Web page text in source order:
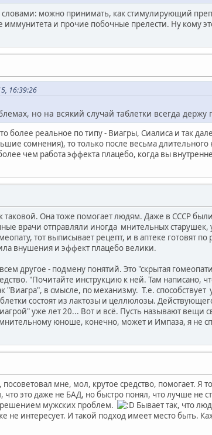
можно принимать, как стимулирующий
и прочие побочные прелести. Ну кому
16:39:26
но на всякий случай таблетки всегда
более реальное по типу - Виагры, Сиалиса и так
сомнения), то только после весьма
чем работа эффекта плацебо, когда вы
таковой. Она тоже помогает людям. Даже в СССР
врачи отправляли иногда мнительных старушек,
тот выписывает рецепт, и в аптеке
внушения и эффект плацебо велики.
другое - подмену понятий. Это "скрытая
"Почитайте инструкцию к ней. Там написано,
"Виагра", в смысле, по механизму. Т.е.
состоят из лактозы и целлюлозы.
уже лет 20... Вот и всё. Пусть называют вещи
юноше, конечно, может и Импаза, я не
мне, мол, крутое средство, помогает. Я
это даже не БАД, но быстро понял, что лучше не
решением мужских проблем.
Бывает так, что
не интересует. И такой подход имеет место быть.